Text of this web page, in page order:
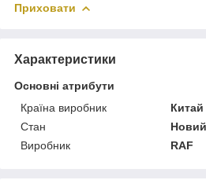
Приховати
Характеристики
Основні атрибути
Країна виробник
Китай
Стан
Новий
Виробник
RAF